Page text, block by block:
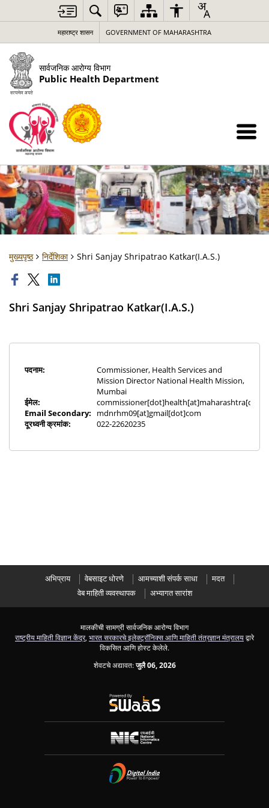
महाराष्ट्र शासन GOVERNMENT OF MAHARASHTRA
सार्वजनिक आरोग्य विभाग
Public Health Department
मुख्यपृष्ठ निर्देशिका Shri Sanjay Shripatrao Katkar(I.A.S.)
Shri Sanjay Shripatrao Katkar(I.A.S.)
पदनाम:
Commissioner, Health Services and
Mission Director National Health Mission,
Mumbai
ईमेल:
Email Secondary:
mdnrhm09[at]gmail[dot]com
दूरध्वनी क्रमांक:
022-22620235
अभिप्राय वेबसाइट धोरणे आमच्याशी संपर्क साधा
मदत
वेब माहिती व्यवस्थापक
अभ्यागत सारांश
मालकीची सामग्री सार्वजनिक आरोग्य विभाग
राष्ट्रीय माहिती विज्ञान केंद्र, भारत सरकारचे इलेक्ट्रॉनिक्स आणि माहिती तंत्रज्ञान मंत्रालयद्वारे
विकसित आणि होस्ट केलेले.
शेवटचे अद्यावत:जुलै 06, 2026